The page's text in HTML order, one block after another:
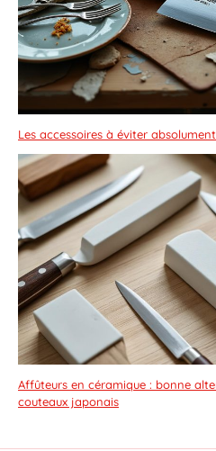
Les accessoires à éviter
Affûteurs en céramique : bonne
couteaux japonais